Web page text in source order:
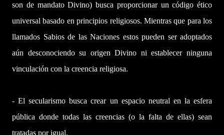
son de mandato Divino) busca proporcionar un código ético
universal basado en principios religiosos. Mientras que para los
llamados Sabios de las Naciones estos pueden ser adoptados
aún desconociendo su origen Divino ni establecer ninguna
vinculación con la creencia religiosa.
- El secularismo busca crear un espacio neutral en la esfera
pública donde todas las creencias (o la falta de ellas) sean
tratadas por igual.